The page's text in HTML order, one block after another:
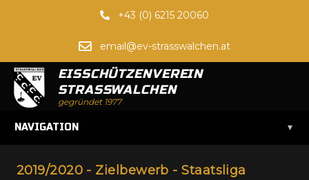
+43 (0) 6215 20060
email@ev-strasswalchen.at
EISSCHÜTZENVEREIN
STRASSWALCHEN
gegründet 1977
NAVIGATION ▾
2019/2020 - Zielbewerb - Staatsliga